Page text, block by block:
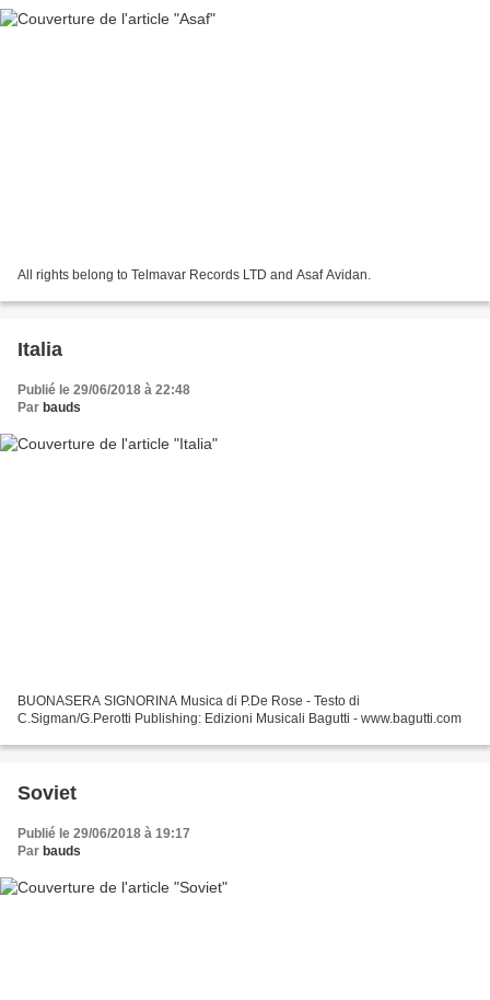
All rights belong to Telmavar Records LTD and Asaf Avidan.
Italia
Publié le 29/06/2018 à 22:48
Par bauds
BUONASERA SIGNORINA Musica di P.De Rose - Testo di
C.Sigman/G.Perotti Publishing: Edizioni Musicali Bagutti - www.bagutti.com
Soviet
Publié le 29/06/2018 à 19:17
Par bauds